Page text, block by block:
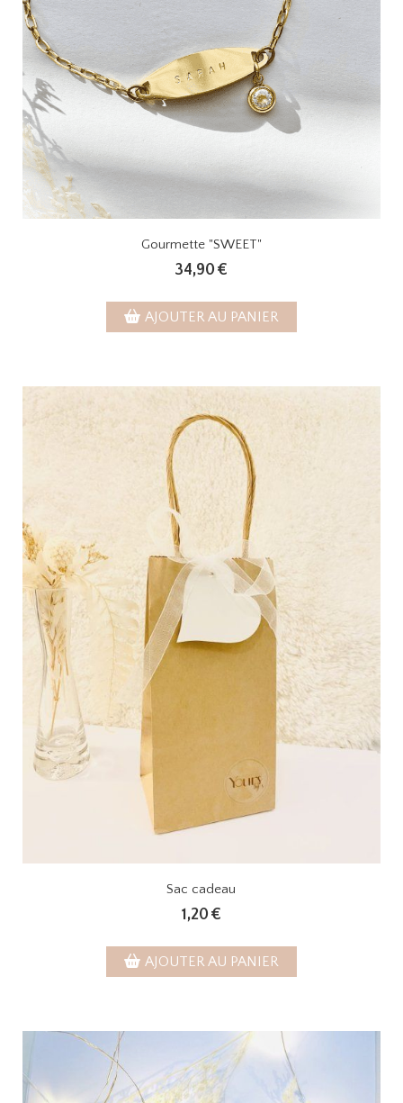
Gourmette "SWEET"
34,90 €
AJOUTER AU PANIER
Sac cadeau
1,20 €
AJOUTER AU PANIER